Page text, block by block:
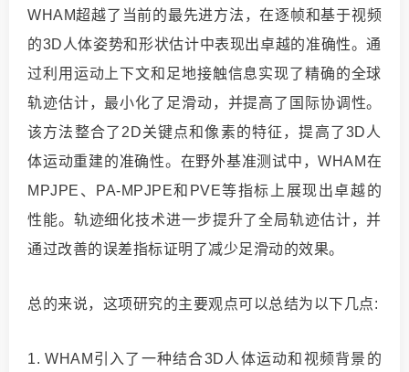
WHAM超越了当前的最先进方法，在逐帧和基于视频
的3D人体姿势和形状估计中表现出卓越的准确性。通
过利用运动上下文和足地接触信息实现了精确的全球
轨迹估计，最小化了足滑动，并提高了国际协调性。
该方法整合了2D关键点和像素的特征，提高了3D人
体运动重建的准确性。在野外基准测试中，WHAM在
MPJPE、PA-MPJPE和PVE等指标上展现出卓越的
性能。轨迹细化技术进一步提升了全局轨迹估计，并
通过改善的误差指标证明了减少足滑动的效果。
总的来说，这项研究的主要观点可以总结为以下几点:
1. WHAM引入了一种结合3D人体运动和视频背景的